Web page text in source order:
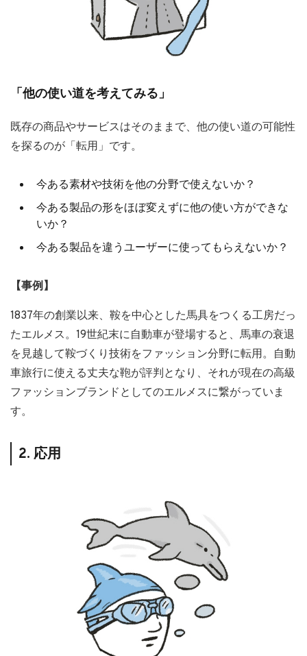
「他の使い道を考えてみる」
既存の商品やサービスはそのままで、他の使い道の可能性
を探るのが「転用」です。
今ある素材や技術を他の分野で使えないか？
今ある製品の形をほぼ変えずに他の使い方ができな
いか？
今ある製品を違うユーザーに使ってもらえないか？
【事例】
1837年の創業以来、鞍を中心とした馬具をつくる工房だっ
たエルメス。19世紀末に自動車が登場すると、馬車の衰退
を見越して鞍づくり技術をファッション分野に転用。自動
車旅行に使える丈夫な鞄が評判となり、それが現在の高級
ファッションブランドとしてのエルメスに繋がっていま
す。
2. 応用